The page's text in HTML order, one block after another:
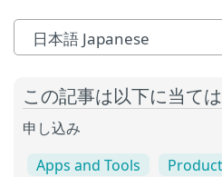
日本語 Japanese
この記事は以下に当て
申し込み
Apps and Tools